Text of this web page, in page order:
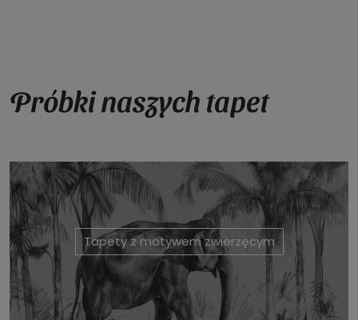
Próbki naszych tapet
Tapety z motywem zwierzęcym